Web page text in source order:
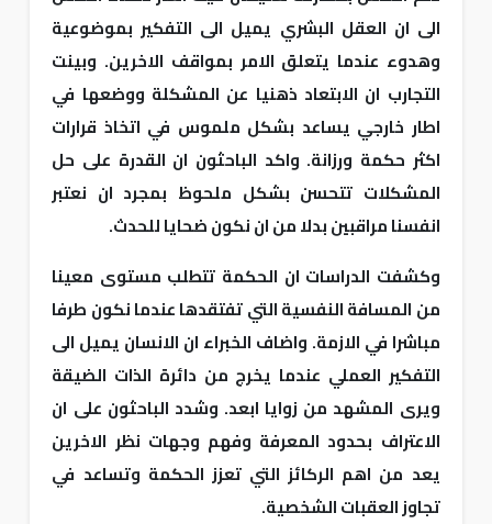
الى ان العقل البشري يميل الى التفكير بموضوعية
وهدوء عندما يتعلق الامر بمواقف الاخرين. وبينت
التجارب ان الابتعاد ذهنيا عن المشكلة ووضعها في
اطار خارجي يساعد بشكل ملموس في اتخاذ قرارات
اكثر حكمة ورزانة. واكد الباحثون ان القدرة على حل
المشكلات تتحسن بشكل ملحوظ بمجرد ان نعتبر
انفسنا مراقبين بدلا من ان نكون ضحايا للحدث.
وكشفت الدراسات ان الحكمة تتطلب مستوى معينا
من المسافة النفسية التي تفتقدها عندما نكون طرفا
مباشرا في الازمة. واضاف الخبراء ان الانسان يميل الى
التفكير العملي عندما يخرج من دائرة الذات الضيقة
ويرى المشهد من زوايا ابعد. وشدد الباحثون على ان
الاعتراف بحدود المعرفة وفهم وجهات نظر الاخرين
يعد من اهم الركائز التي تعزز الحكمة وتساعد في
تجاوز العقبات الشخصية.